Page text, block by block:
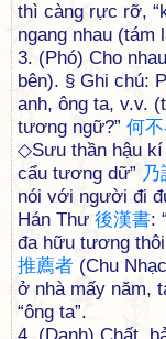
thì càng rực rỡ,
ngang nhau (tám
3. (Phó) Cho
bên). § Ghi chú:
anh, ông ta, v.v.
tương ngữ?” 何不
◇Sưu thần hậu kí
cẩu tương dữ” 乃
nói với người đi
Hán Thư 後漢書:
đa hữu tương thôi
推薦者 (Chu
ở nhà mấy năm,
“ông ta”.